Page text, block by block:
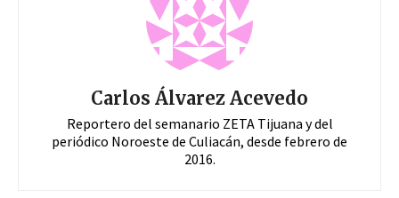
Carlos Álvarez Acevedo
Reportero del semanario ZETA Tijuana y del
periódico Noroeste de Culiacán, desde febrero de
2016.